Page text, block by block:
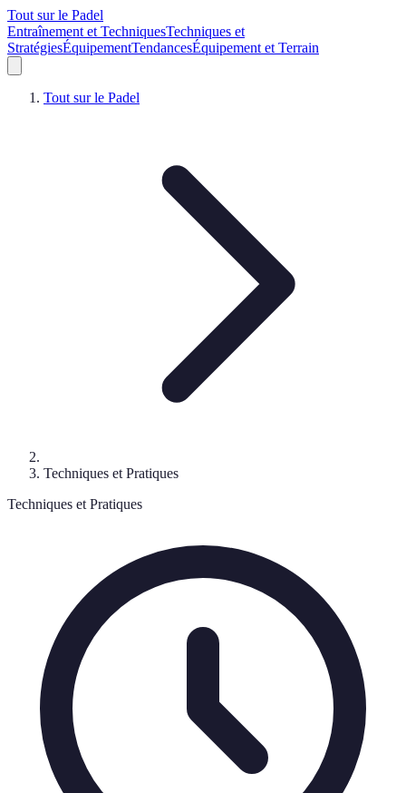
Tout sur le Padel
Entraînement et TechniquesTechniques et
StratégiesÉquipementTendancesÉquipement et Terrain
Tout sur le Padel
Techniques et Pratiques
Techniques et Pratiques